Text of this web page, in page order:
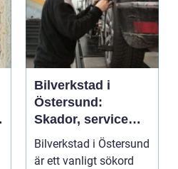
Bilverkstad i
Östersund:
Skador, service
och smarta val för
din bil
Bilverkstad i Östersund
är ett vanligt sökord